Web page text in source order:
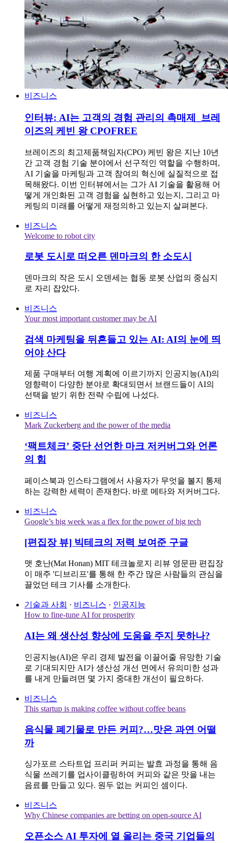
비즈니스
인터뷰: AI는 고객의 경험 관리의 촉매제_브레
이즈의 케빈 왕 CPOFREE
브레이즈의 최고제품책임자(CPO) 케빈 왕은 지난 10년
간 고객 경험 기술 분야에서 선구적인 역할을 수행하며,
AI 기술을 마케팅과 고객 참여의 혁신에 실질적으로 접
목해왔다. 이번 인터뷰에서는 그가 AI 기술을 활용해 어
떻게 개인화된 고객 경험을 실현하고 있는지, 그리고 마
케팅의 미래를 어떻게 재정의하고 있는지 살펴본다.
비즈니스
Welcome to robot city
로봇 도시로 떠오른 덴마크의 한 소도시
덴마크의 작은 도시 오덴세는 협동 로봇 산업의 중심지
로 자리 잡았다.
비즈니스
Your most important customer may be AI
검색 마케팅을 뒤흔들고 있는 AI: AI의 눈에 띄
어야 산다
제품 구매부터 여행 계획에 이르기까지 인공지능(AI)의
영향력이 다양한 분야로 확대되면서 브랜드들이 AI의
선택을 받기 위한 전략 수립에 나섰다.
비즈니스
Mark Zuckerberg and the power of the media
‘팩트체크’ 중단 선언한 마크 저커버그와 언론
의 힘
페이스북과 인스타그램에서 사용자가 무엇을 볼지 통제
하는 강력한 세력이 존재한다. 바로 메타와 저커버그다.
비즈니스
Google’s big week was a flex for the power of big tech
[편집장 뷰] 빅테크의 저력 보여준 구글
맷 호난(Mat Honan) MIT 테크놀로지 리뷰 영문판 편집장
이 매주 '디브리프'를 통해 한 주간 많은 사람들의 관심을
끌었던 테크 기사를 소개한다.
기술과 사회 · 비즈니스 · 인공지능
How to fine-tune AI for prosperity
AI는 왜 생산성 향상에 도움을 주지 못하나?
인공지능(AI)은 우리 경제 발전을 이끌어줄 유망한 기술
로 기대되지만 AI가 생산성 개선 면에서 유의미한 성과
를 내게 만들려면 몇 가지 중대한 개선이 필요하다.
비즈니스
This startup is making coffee without coffee beans
음식물 폐기물로 만든 커피?…맛은 과연 어떨
까
싱가포르 스타트업 프리퍼 커피는 발효 과정을 통해 음
식물 쓰레기를 업사이클링하여 커피와 같은 맛을 내는
음료를 만들고 있다. 원두 없는 커피인 셈이다.
비즈니스
Why Chinese companies are betting on open-source AI
오픈소스 AI 투자에 열 올리는 중국 기업들의